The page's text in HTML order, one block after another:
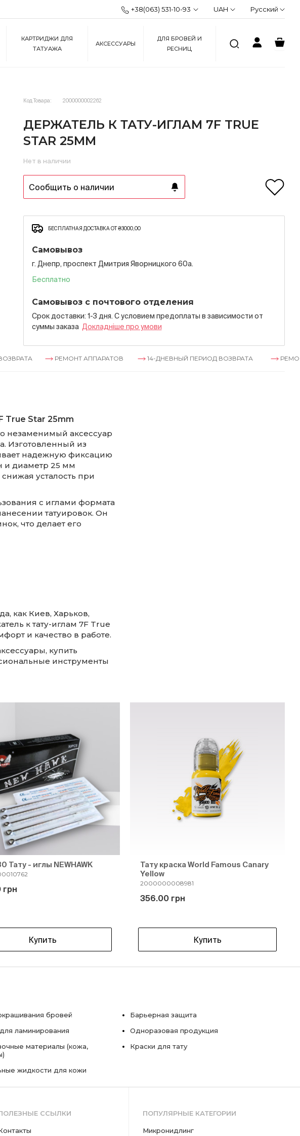
+38(063) 531-10-93 UAH Русский
КАРТРИДЖИ ДЛЯ
ТАТУАЖА
АКСЕССУАРЫ
ДЛЯ БРОВЕЙ И
РЕСНИЦ
Код Товара: 2000000002262
ДЕРЖАТЕЛЬ К ТАТУ-ИГЛАМ 7F TRUE
STAR 25MM
Нет в наличии
Сообщить о наличии
БЕСПЛАТНАЯ ДОСТАВКА ОТ ₴3000,00
Самовывоз
г. Днепр, проспект Дмитрия Яворницкого 60а.
Бесплатно
Самовывоз с почтового отделения
Срок доставки: 1-3 дня. С условием предоплаты в зависимости от
суммы заказа Докладнiше про умови
РЕМОНТ АППАРАТОВ 14-ДНЕВНЫЙ ПЕРИОД ВОЗВРАТА РЕМОНТ
True Star 25mm
незаменимый аксессуар
Изготовленный из
надежную фиксацию
и диаметр 25 мм
усталость при
с иглами формата
татуировок. Он
что делает его
как Киев, Харьков,
к тату-иглам 7F True
и качество в работе.
купить
инструменты
Тату - иглы NEWHAWK
грн
Купить
Тату краска World Famous Canary
Yellow
2000000008981
356.00 грн
Купить
бровей
ламинирования
материалы (кожа,
жидкости для кожи
Барьерная защита
Одноразовая продукция
Краски для тату
ССЫЛКИ ПОПУЛЯРНЫЕ КАТЕГОРИИ
микронидлинг